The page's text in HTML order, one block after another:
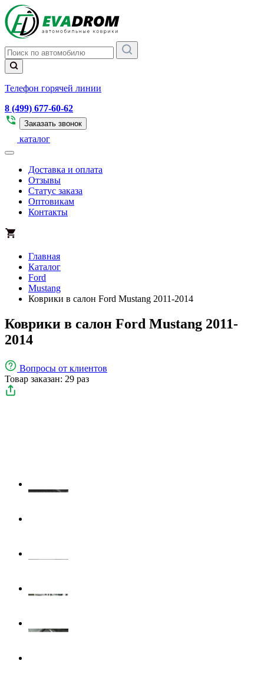
Телефон горячей линии
8 (499) 677-60-62
Заказать звонок
каталог
Доставка и оплата
Отзывы
Статус заказа
Оптовикам
Контакты
Главная
Каталог
Ford
Mustang
Коврики в салон Ford Mustang 2011-2014
Коврики в салон Ford Mustang 2011-
2014
Вопросы от клиентов
Товар заказан: 29 раз